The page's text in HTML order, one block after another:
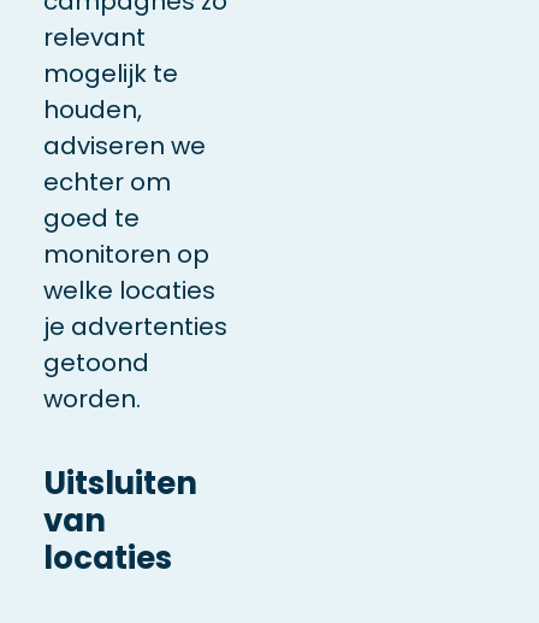
relevant
mogelijk te
houden,
adviseren we
echter om
goed te
monitoren op
welke locaties
je advertenties
getoond
worden.
Uitsluiten
van
locaties